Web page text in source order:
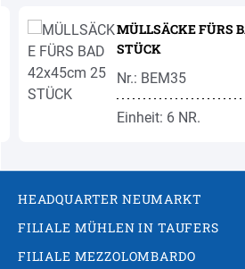
MÜLLSÄCKE FÜRS
STÜCK
Nr.: BEM35
Einheit: 6 NR.
HEADQUARTER NEUMARKT
FILIALE MÜHLEN IN TAUFERS
FILIALE MEZZOLOMBARDO